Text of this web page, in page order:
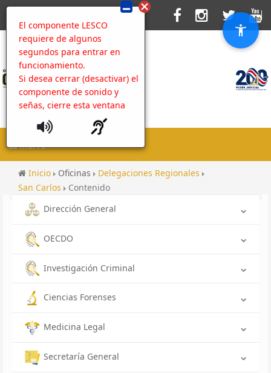
El componente LESCO
requiere de algunos
segundos para entrar en
funcionamiento.
Si desea cerrar (desactivar) el
componente de sonido y
señas, cierre esta ventana
MENU
Inicio Oficinas
Delegaciones Regionales
San Carlos
Contenido
Dirección General
OECDO
Investigación Criminal
Ciencias Forenses
Medicina Legal
Secretaría General